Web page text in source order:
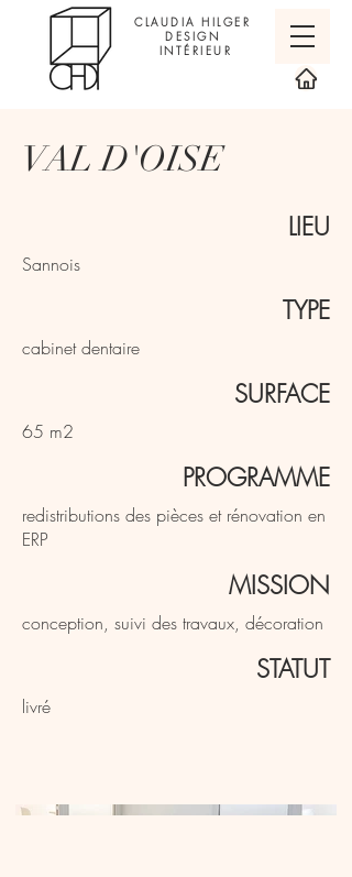
CLAUDIA HILGER
DESIGN
INTÉRIEUR
VAL D'OISE
LIEU
Sannois
TYPE
cabinet dentaire
SURFACE
65 m2
PROGRAMME
redistributions des pièces et rénovation en
ERP
MISSION
conception, suivi des travaux, décoration
STATUT
livré